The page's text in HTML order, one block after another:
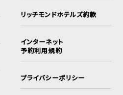
リッチモンドホテルズ約款
インターネット
予約利用規約
プライバシーポリシー